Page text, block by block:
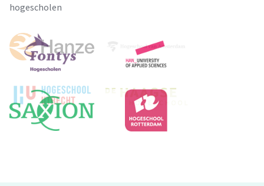
hogescholen